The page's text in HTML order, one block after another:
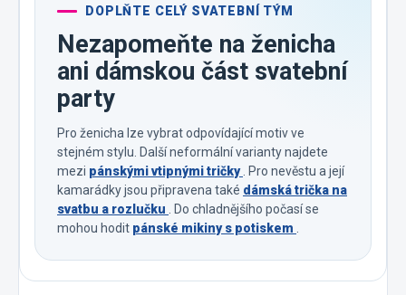
DOPLŇTE CELÝ SVATEBNÍ TÝM
Nezapomeňte na ženicha
ani dámskou část svatební
party
Pro ženicha lze vybrat odpovídající motiv ve
stejném stylu. Další neformální varianty najdete
mezi pánskými vtipnými tričky. Pro nevěstu a její
kamarádky jsou připravena také dámská trička na
svatbu a rozlučku . Do chladnějšího počasí se
mohou hodit pánské mikiny s potiskem .